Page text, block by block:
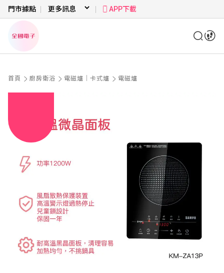
門市據點 APP下載
首頁 廚房衛浴 電磁爐｜卡式爐 電磁爐